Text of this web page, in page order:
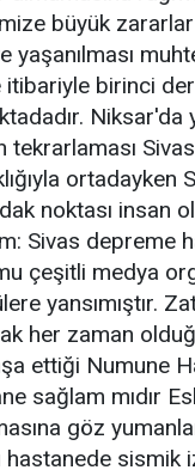
büyük
birinci
ortadayken
noktası insan
Sivas depreme
çeşitli medya
yansımıştır.
her zaman
ettiği Numune
sağlam mıdır
göz
sismik